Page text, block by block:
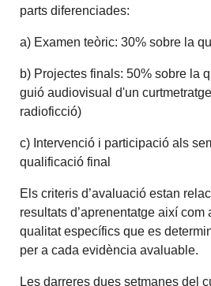
parts diferenciades:
a) Examen teòric: 30% sobre la
b) Projectes finals: 50% sobre la
guió audiovisual d'un
radioficció)
c) Intervenció i participació als
qualificació final
Els criteris d’avaluació estan
resultats d’aprenentatge així
qualitat específics que es
per a cada evidència avaluable.
Les darreres dues setmanes del